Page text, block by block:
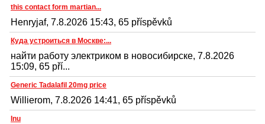
this contact form martian...
Henryjaf, 7.8.2026 15:43, 65 příspěvků
Куда устроиться в Москве:...
найти работу электриком в новосибирске, 7.8.2026
15:09, 65 pří...
Generic Tadalafil 20mg price
Willierom, 7.8.2026 14:41, 65 příspěvků
Inu